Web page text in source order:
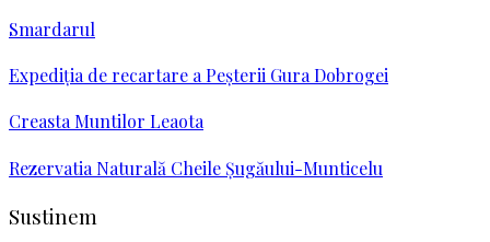
Smardarul
Expediţia de recartare a Peşterii Gura Dobrogei
Creasta Muntilor Leaota
Rezervatia Naturală Cheile Şugăului-Munticelu
Sustinem